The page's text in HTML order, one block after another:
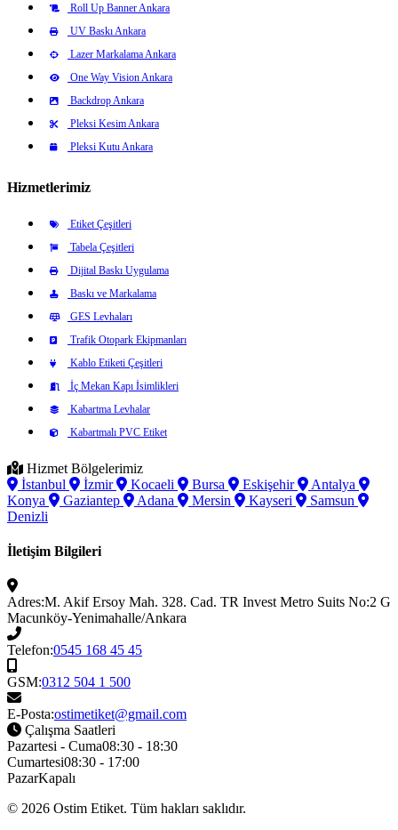
Roll Up Banner Ankara
UV Baskı Ankara
Lazer Markalama Ankara
One Way Vision Ankara
Backdrop Ankara
Pleksi Kesim Ankara
Pleksi Kutu Ankara
Hizmetlerimiz
Etiket Çeşitleri
Tabela Çeşitleri
Dijital Baskı Uygulama
Baskı ve Markalama
GES Levhaları
Trafik Otopark Ekipmanları
Kablo Etiketi Çeşitleri
İç Mekan Kapı İsimlikleri
Kabartma Levhalar
Kabartmalı PVC Etiket
Hizmet Bölgelerimiz
İstanbul
İzmir Kocaeli Bursa Eskişehir
Antalya
Konya
Gaziantep Adana Mersin Kayseri
Samsun
Denizli
İletişim Bilgileri
Adres:M. Akif Ersoy Mah. 328. Cad. TR Invest Metro Suits No:2 G
Macunköy-Yenimahalle/Ankara
Telefon:0545 168 45 45
GSM:0312 504 1 500
E-Posta:ostimetiket@gmail.com
Çalışma Saatleri
Pazartesi - Cuma08:30 - 18:30
Cumartesi08:30 - 17:00
PazarKapalı
© 2026 Ostim Etiket. Tüm hakları saklıdır.